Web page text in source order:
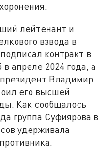
лейтенант и
взвода в
контракт в
апреле 2024 года, а
Владимир
его высшей
Как сообщалось
группа Суфиярова в
удерживала